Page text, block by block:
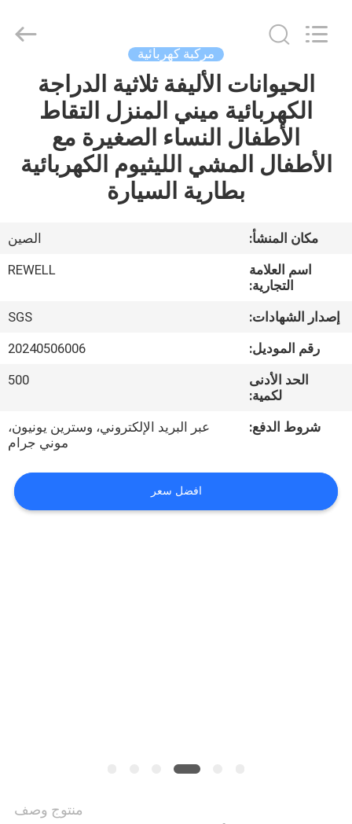
الصفحة
الرئيسية
منتجات
في
المعمل
مراقبة
الجودة
خريطة
الموقع
Reserved.
مركبة كهربائية
الحيوانات الأليفة ثلاثية الدراجة
الكهربائية ميني المنزل التقاط
الأطفال النساء الصغيرة مع
الأطفال المشي الليثيوم الكهربائية
بطارية السيارة
مكان المنشأ:
الصين
اسم العلامة
التجارية:
REWELL
إصدار الشهادات:
SGS
رقم الموديل:
20240506006
الحد الأدنى
لكمية:
500
شروط الدفع:
عبر البريد الإلكتروني، وسترين يونيون،
موني جرام
افضل سعر
منتوج وصف